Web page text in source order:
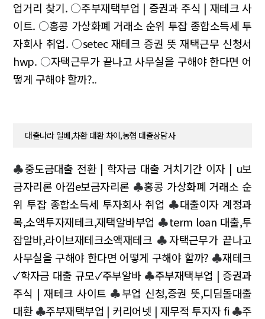
업거리 찾기. ○주부재택부업 | 증권과 주식 | 재테크 사
이트. ○홍콩 가상화폐 거래소 순위 투잡 종합소득세 투
자회사 취업. ○setec 재테크 증권 뜻 재택근무 신청서
hwp. ○자택근무가 끝나고 사무실을 구해야 한다면 어
떻게 구해야 할까?..
대출나라 일베,차환 대환 차이,농협 대출상담사
♣중도금대출 전환 | 학자금 대출 거치기간 이자 | u보
금자리론 아낌e보금자리론 ♣홍콩 가상화폐 거래소 순
위 투잡 종합소득세 투자회사 취업 ♣대출이자 계정과
목,소액투자재테크,재택알바부업 ♣term loan 대출,투
잡알바,라이브재테크소액재테크 ♣자택근무가 끝나고
사무실을 구해야 한다면 어떻게 구해야 할까? ♣재테크
✓학자금 대출 규모✓주부알바♣주부재택부업 | 증권과
주식 | 재테크 사이트 ♣부업 신청,증권 뜻,디딤돌대출
대환♣주부재택부업 | 커리어넷 | 재무적 투자자 fi ♣주